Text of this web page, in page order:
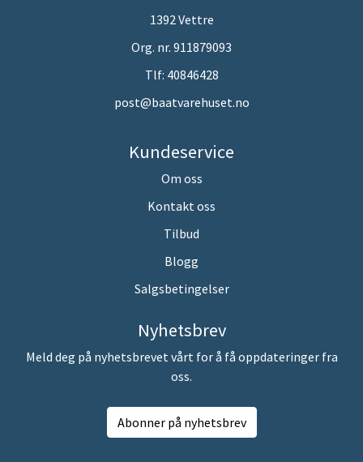
1392 Vettre
Org. nr. 911879093
Tlf: 40846428
post@baatvarehuset.no
Kundeservice
Om oss
Kontakt oss
Tilbud
Blogg
Salgsbetingelser
Nyhetsbrev
Meld deg på nyhetsbrevet vårt for å få oppdateringer fra
oss.
Abonner på nyhetsbrev